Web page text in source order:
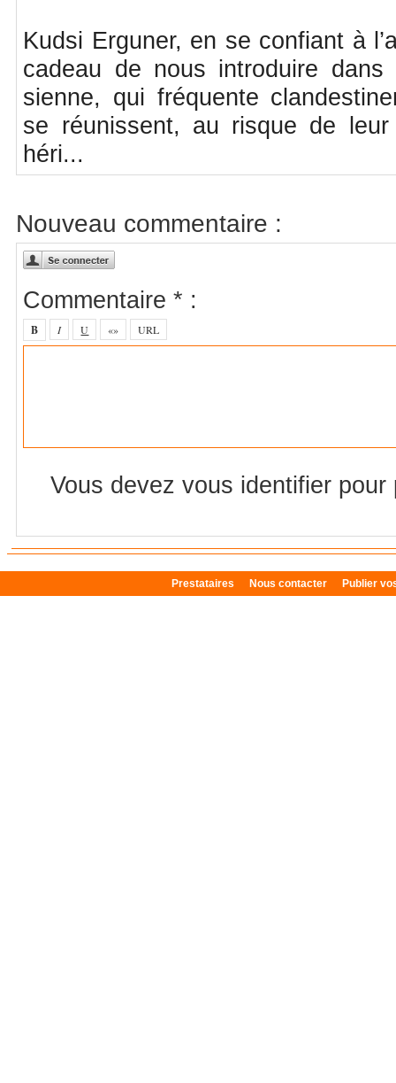
Kudsi Erguner, en se confiant à
cadeau de nous introduire dans
sienne, qui fréquente
se réunissent, au risque de
héri...
Nouveau commentaire :
Commentaire * :
Vous devez vous identifier
Prestataires Nous contacter Publier